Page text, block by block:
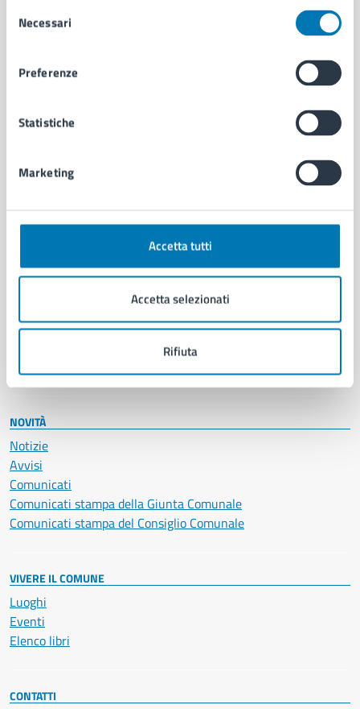
delNecessari
Preferenze
Statistiche
Marketing
Accetta tutti
Accetta selezionati
Rifiuta
Enti e fondazioni
Documenti e dati
Ambiente
Cultura e tempo libero
Educazione e formazione
Giustizia e sicurezza pubblica
Salute, benessere e assistenza
NOVITÀ
Notizie
Avvisi
Comunicati
Comunicati stampa della Giunta Comunale
Comunicati stampa del Consiglio Comunale
VIVERE IL COMUNE
Luoghi
Eventi
Elenco libri
CONTATTI